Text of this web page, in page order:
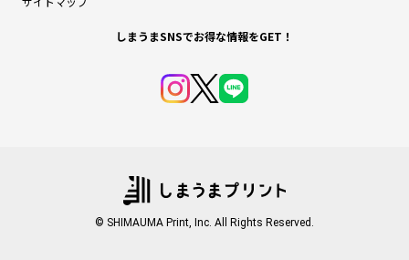
しまうまSNSでお得な情報をGET！
© SHIMAUMA Print, Inc. All Rights Reserved.